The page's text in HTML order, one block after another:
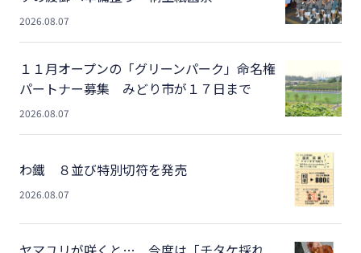
2026.08.07
１１月オープンの「グリーンパーク」命名権
パートナー募集 みどり市が１７日まで
2026.08.07
わ鐵 ８並び特別切符を発売
2026.08.07